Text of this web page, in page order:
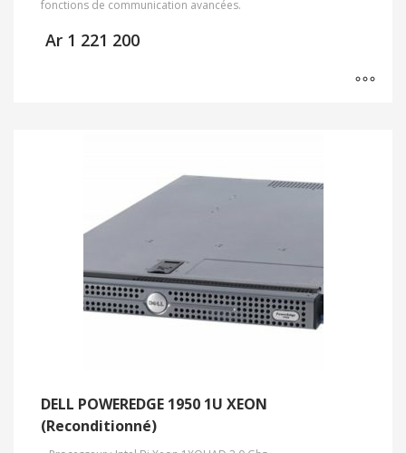
fonctions de communication avancées.
Ar 1 221 200
DELL POWEREDGE 1950 1U XEON
(Reconditionné)